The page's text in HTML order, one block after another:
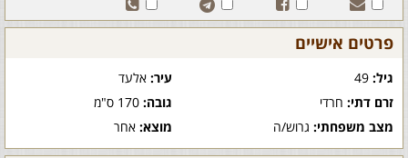
פרטים אישיים
גיל: עיר:אלעד
זרם דתי: חרדי גובה:170 ס"מ
מצב משפחתי: גרוש/ה מוצא:אחר